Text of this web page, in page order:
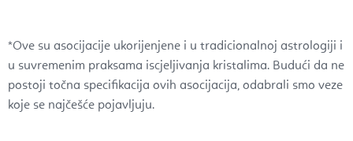
*Ove su asocijacije ukorijenjene i u tradicionalnoj astrologiji i
u suvremenim praksama iscjeljivanja kristalima. Budući da ne
postoji točna specifikacija ovih asocijacija, odabrali smo veze
koje se najčešće pojavljuju.